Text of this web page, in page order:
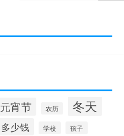
元宵节 农历 冬天
多少钱 学校 孩子